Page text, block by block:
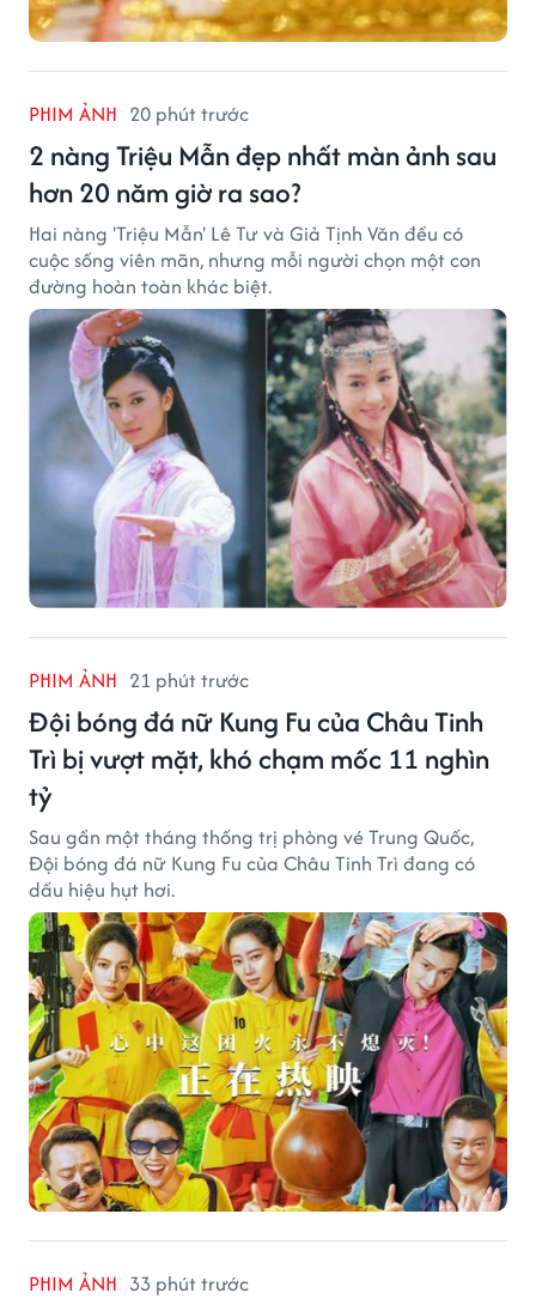
PHIM ẢNH 20 phút trước
2 nàng Triệu Mẫn đẹp nhất màn ảnh sau
hơn 20 năm giờ ra sao?
Hai nàng 'Triệu Mẫn' Lê Tư và Giả Tịnh Văn đều có
cuộc sống viên mãn, nhưng mỗi người chọn một con
đường hoàn toàn khác biệt.
PHIM ẢNH 21 phút trước
Đội bóng đá nữ Kung Fu của Châu Tinh
Trì bị vượt mặt, khó chạm mốc 11 nghìn
tỷ
Sau gần một tháng thống trị phòng vé Trung Quốc,
Đội bóng đá nữ Kung Fu của Châu Tinh Trì đang có
dấu hiệu hụt hơi.
PHIM ẢNH 33 phút trước